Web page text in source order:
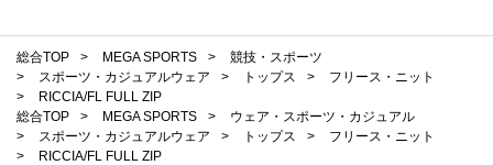
総合TOP > MEGA SPORTS >
競技・スポーツ
>
スポーツ・カジュアルウェア > トップス >
フリース・ニット
>
RICCIA/FL FULL ZIP
総合TOP
> MEGA SPORTS >
ウェア・スポーツ・カジュアル
>
スポーツ・カジュアルウェア > トップス >
フリース・ニット
>
RICCIA/FL FULL ZIP